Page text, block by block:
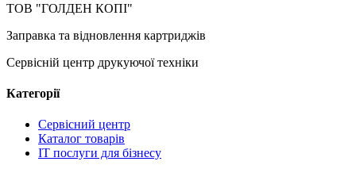
ТОВ "ГОЛДЕН КОПІ"
Заправка та відновлення картриджів
Сервісній центр друкуючої техніки
Категорії
Сервісний центр
Каталог товарів
IT послуги для бізнесу